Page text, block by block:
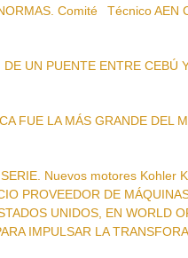
Comité Técnico AEN
DE UN PUENTE ENTRE CEBÚ
FUE LA MÁS GRANDE DEL
SERIE. Nuevos motores Kohler
PROVEEDOR DE
UNIDOS, EN WORLD
IMPULSAR LA